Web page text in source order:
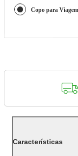
Características